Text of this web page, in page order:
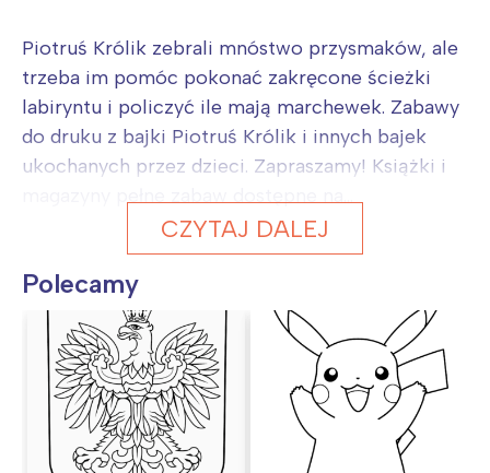
Piotruś Królik zebrali mnóstwo przysmaków, ale
trzeba im pomóc pokonać zakręcone ścieżki
labiryntu i policzyć ile mają marchewek. Zabawy
do druku z bajki Piotruś Królik i innych bajek
ukochanych przez dzieci. Zapraszamy! Książki i
CZYTAJ DALEJ
Polecamy